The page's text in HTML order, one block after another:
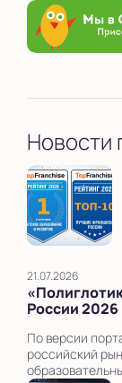
Новости
21.07.2026
России 2026
По версии
российский